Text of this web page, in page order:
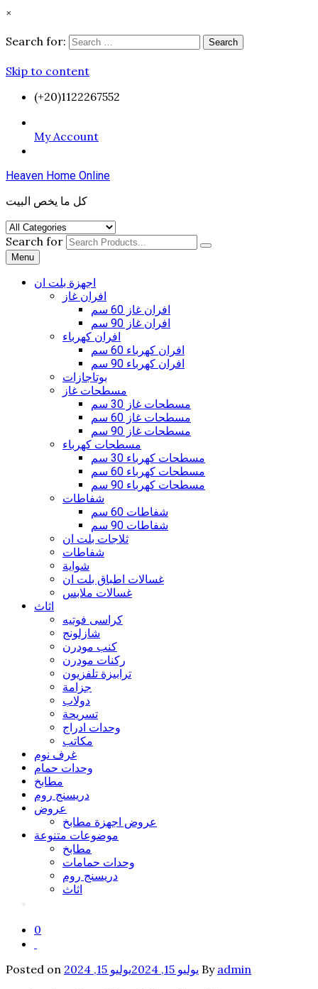
×
Search for:
Search
Skip to content
(+20)1122267552
My Account
Heaven Home Online
كل ما يخص البيت
Search for
Menu
اجهزة بلت ان
افران غاز
افران غاز 60 سم
افران غاز 90 سم
افران كهرباء
افران كهرباء 60 سم
افران كهرباء 90 سم
بوتاجازات
مسطحات غاز
مسطحات غاز 30 سم
مسطحات غاز 60 سم
مسطحات غاز 90 سم
مسطحات كهرباء
مسطحات كهرباء 30 سم
مسطحات كهرباء 60 سم
مسطحات كهرباء 90 سم
شفاطات
شفاطات 60 سم
شفاطات 90 سم
ثلاجات بلت ان
شفاطات
شواية
غسالات اطباق بلت ان
غسالات ملابس
اثاث
كراسى فوتيه
شازلونج
كنب مودرن
ركنات مودرن
ترابيزة تلفزيون
جزامة
دولاب
تسريحة
وحدات ادراج
مكاتب
غرف نوم
وحدات حمام
مطابخ
دريسنج روم
عروض
عروض اجهزة مطابخ
موضوعات متنوعة
مطابخ
وحدات حمامات
دريسنج روم
اثاث
0
Posted on يوليو 15, 2024 يوليو 15, 2024 By admin